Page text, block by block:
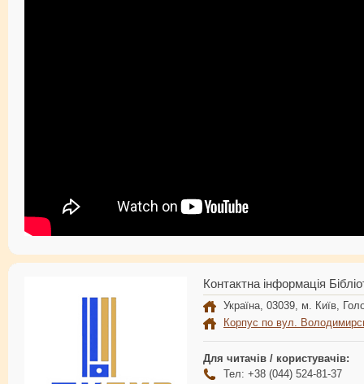
Контактна інформація
Україна, 03039, м. Київ,
Корпус по вул.
Для читачів / користувачів:
Тел: +38 (044) 524-81-37